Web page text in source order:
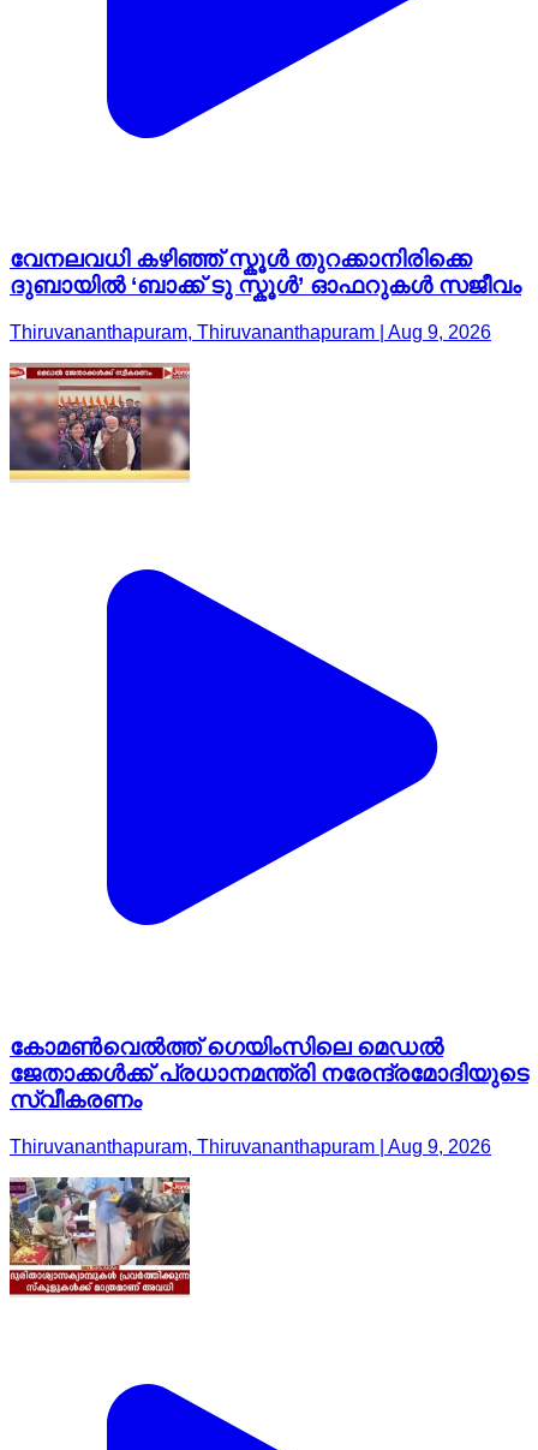
വേനലവധി കഴിഞ്ഞ് സ്കൂൾ തുറക്കാനിരിക്കെ
ദുബായിൽ ‘ബാക്ക് ടു സ്കൂൾ’ ഓഫറുകൾ സജീവം
Thiruvananthapuram, Thiruvananthapuram | Aug 9, 2026
കോമണ്‍വെല്‍ത്ത് ഗെയിംസിലെ മെഡല്‍
ജേതാക്കള്‍ക്ക് പ്രധാനമന്ത്രി നരേന്ദ്രമോദിയുടെ
സ്വീകരണം
Thiruvananthapuram, Thiruvananthapuram | Aug 9, 2026